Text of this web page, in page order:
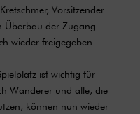
Vorsitzender
Überbau der Zugang
wieder freigegeben
ist wichtig für
Wanderer und alle, die
können nun wieder